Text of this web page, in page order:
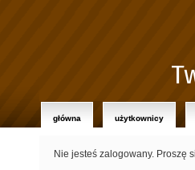
główna użytkownicy
Nie jesteś zalogowany. Proszę